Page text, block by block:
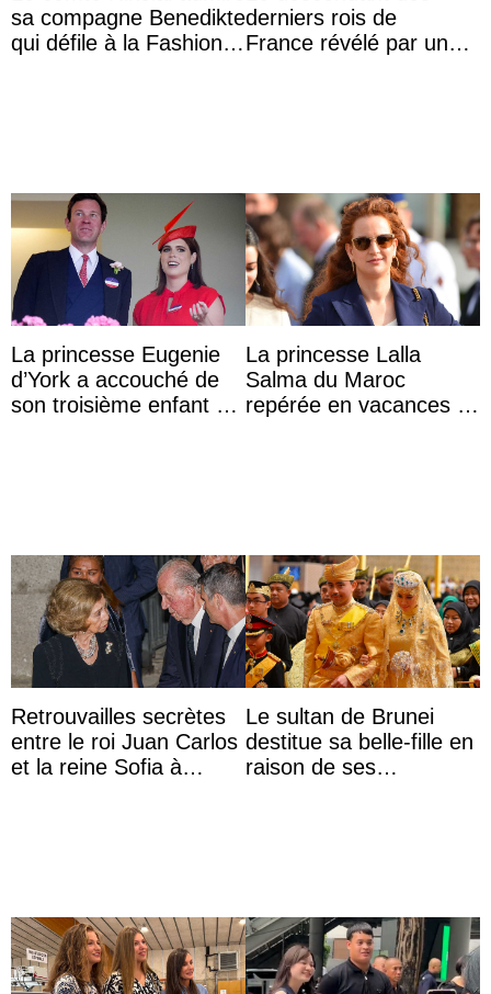
sa compagne Benedikte
qui défile à la Fashion
derniers rois de
France révélé par un
La princesse Eugenie
d’York a accouché de
son troisième enfant et
La princesse Lalla
Salma du Maroc
repérée en vacances à
Retrouvailles secrètes
entre le roi Juan Carlos
et la reine Sofia à
Le sultan de Brunei
destitue sa belle-fille en
raison de ses